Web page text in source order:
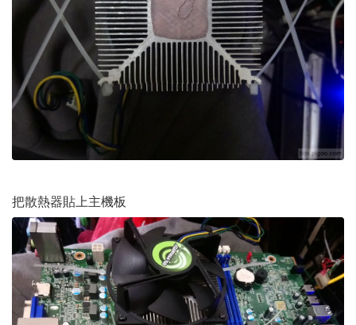
把散熱器貼上主機板